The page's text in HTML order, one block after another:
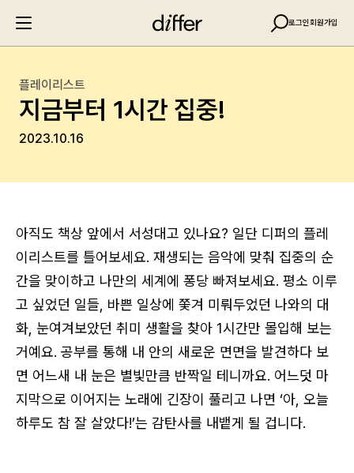
로그인회원가입
플레이리스트
지금부터 1시간 집중!
2023.10.16
아직도 책상 앞에서 서성대고 있나요? 일단 디퍼의 플레
이리스트를 틀어보세요. 재생되는 음악에 맞춰 집중의 순
간을 맞이하고 나만의 세계에 퐁당 빠져보세요. 평소 이루
고 싶었던 일들, 바쁜 일상에 쫓겨 미뤄두었던 나와의 대
화, 눈여겨보았던 취미 생활을 찾아 1시간만 몰입해 보는
거예요. 공부를 통해 내 안의 새로운 면면을 발견하다 보
면 어느새 내 눈은 별빛만큼 반짝일 테니까요. 어느덧 마
지막으로 이어지는 노래에 긴장이 풀리고 나면 ‘아, 오늘
하루도 참 잘 살았다!’는 감탄사를 내뱉게 될 겁니다.